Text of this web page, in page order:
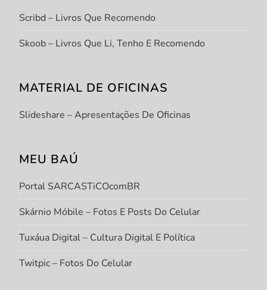
Scribd – Livros Que Recomendo
Skoob – Livros Que Li, Tenho E Recomendo
MATERIAL DE OFICINAS
Slideshare – Apresentações De Oficinas
MEU BAÚ
Portal SARCASTiCOcomBR
Skárnio Móbile – Fotos E Posts Do Celular
Tuxáua Digital – Cultura Digital E Política
Twitpic – Fotos Do Celular